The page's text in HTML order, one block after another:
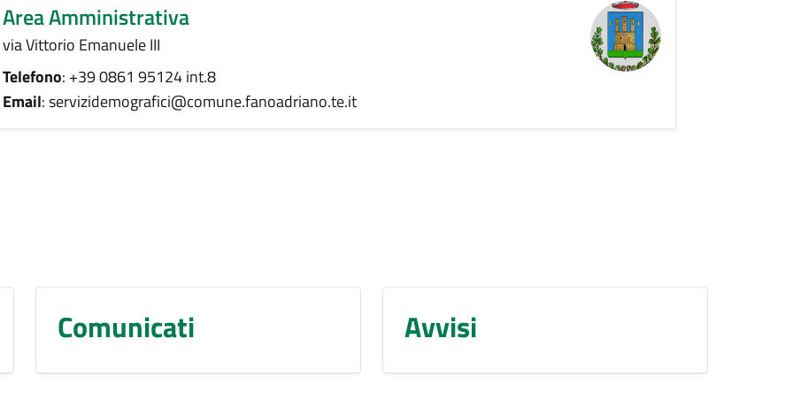
Area Amministrativa
via Vittorio Emanuele III
Telefono: +39 0861 95124 int.8
Email: servizidemografici@comune.fanoadriano.te.it
Comunicati Avvisi